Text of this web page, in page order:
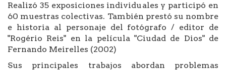
Realizó 35 exposiciones individuales y participó en
60 muestras colectivas. También prestó su nombre
e historia al personaje del fotógrafo / editor de
"Rogério Reis" en la película "Ciudad de Dios" de
Fernando Meirelles (2002)
Sus principales trabajos abordan problemas